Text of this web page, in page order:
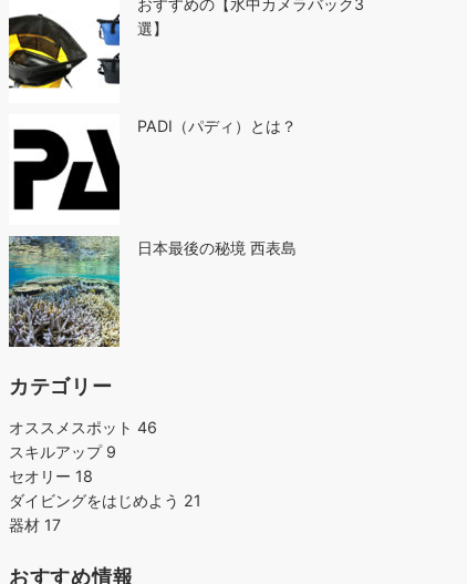
おすすめの【水中カメラバック3
選】
PADI（パディ）とは？
日本最後の秘境 西表島
カテゴリー
オススメスポット 46
スキルアップ 9
セオリー 18
ダイビングをはじめよう 21
器材 17
おすすめ情報